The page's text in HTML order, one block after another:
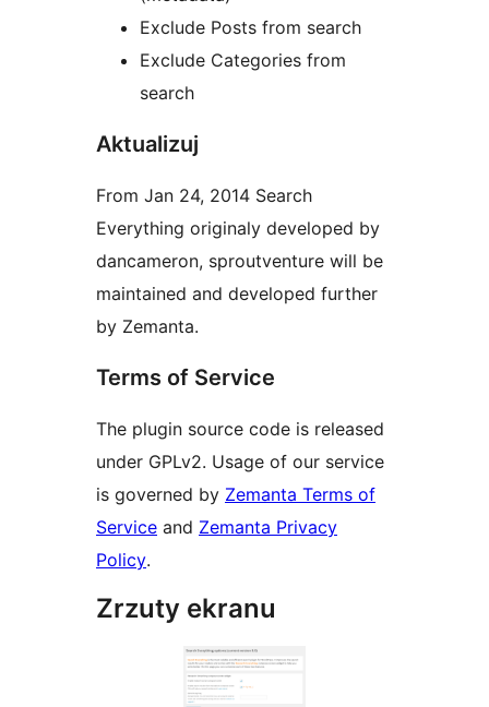
Exclude Posts from search
Exclude Categories from
search
Aktualizuj
From Jan 24, 2014 Search
Everything originaly developed by
dancameron, sproutventure will be
maintained and developed further
by Zemanta.
Terms of Service
The plugin source code is released
under GPLv2. Usage of our service
is governed by Zemanta Terms of
Service and Zemanta Privacy
Policy.
Zrzuty ekranu